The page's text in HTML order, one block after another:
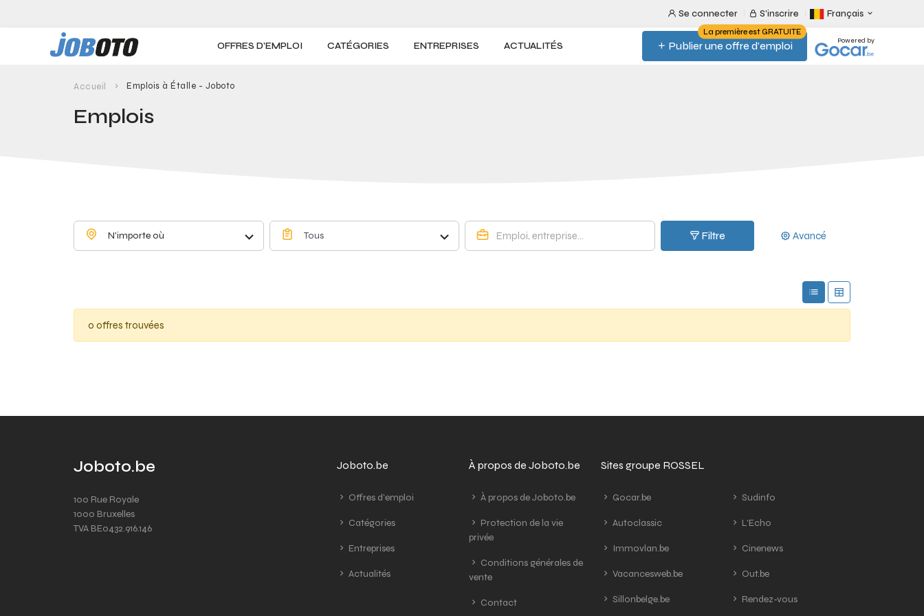
Se connecter S'inscrire Français
OFFRES D'EMPLOI CATÉGORIES ENTREPRISES ACTUALITÉS Publier une offre d'emploi
La première est GRATUITE
Powered by
Accueil Emplois à Étalle - Joboto
Emplois
N'importe où Tous Filtre Avancé
0 offres trouvées
Joboto.be
100 Rue Royale
1000 Bruxelles
TVA BE0432.916.146
Joboto.be
Offres d'emploi
Catégories
Entreprises
Actualités
À propos de Joboto.be
À propos de Joboto.be
Protection de la vie
privée
Conditions générales de
vente
Contact
Sites groupe ROSSEL
Gocar.be
Autoclassic
Immovlan.be
Vacancesweb.be
Sillonbelge.be
Sudinfo
L'Echo
Cinenews
Out.be
Rendez-vous